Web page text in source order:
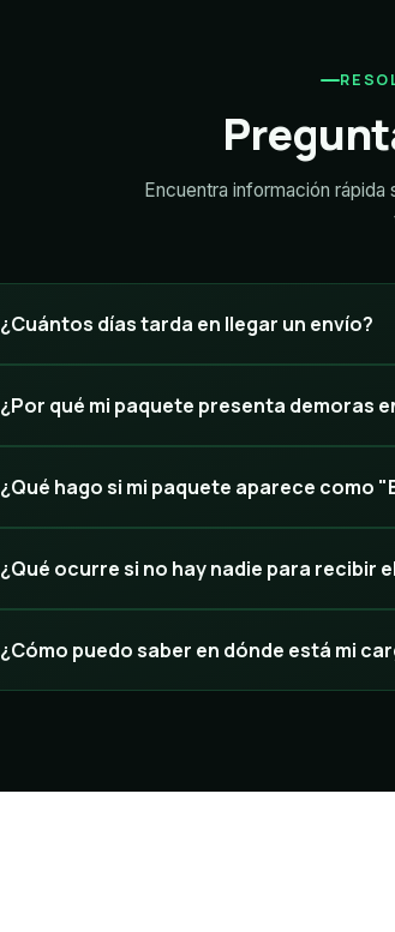
Encuentra información
¿Cuántos días tarda en llegar un envío?
¿Por qué mi paquete presenta demoras
¿Qué hago si mi paquete aparece como
¿Qué ocurre si no hay nadie para recibir
¿Cómo puedo saber en dónde está mi